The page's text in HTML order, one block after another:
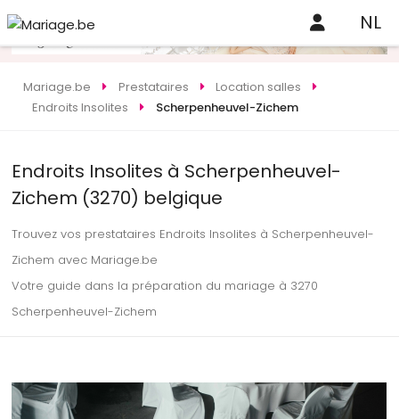
NL
Mariage.be Prestataires
Location salles
Endroits Insolites
Scherpenheuvel-Zichem
Endroits Insolites à Scherpenheuvel-
Zichem (3270) belgique
Trouvez vos prestataires Endroits Insolites à Scherpenheuvel-
Zichem avec Mariage.be
Votre guide dans la préparation du mariage à 3270
Scherpenheuvel-Zichem